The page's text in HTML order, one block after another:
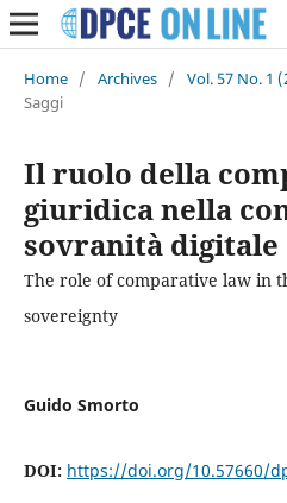
Home / Archives / Vol. 57 No. 1
Saggi
Il ruolo della
giuridica nella
sovranità digitale
The role of comparative law in
sovereignty
Guido Smorto
DOI: https://doi.org/10.57660/